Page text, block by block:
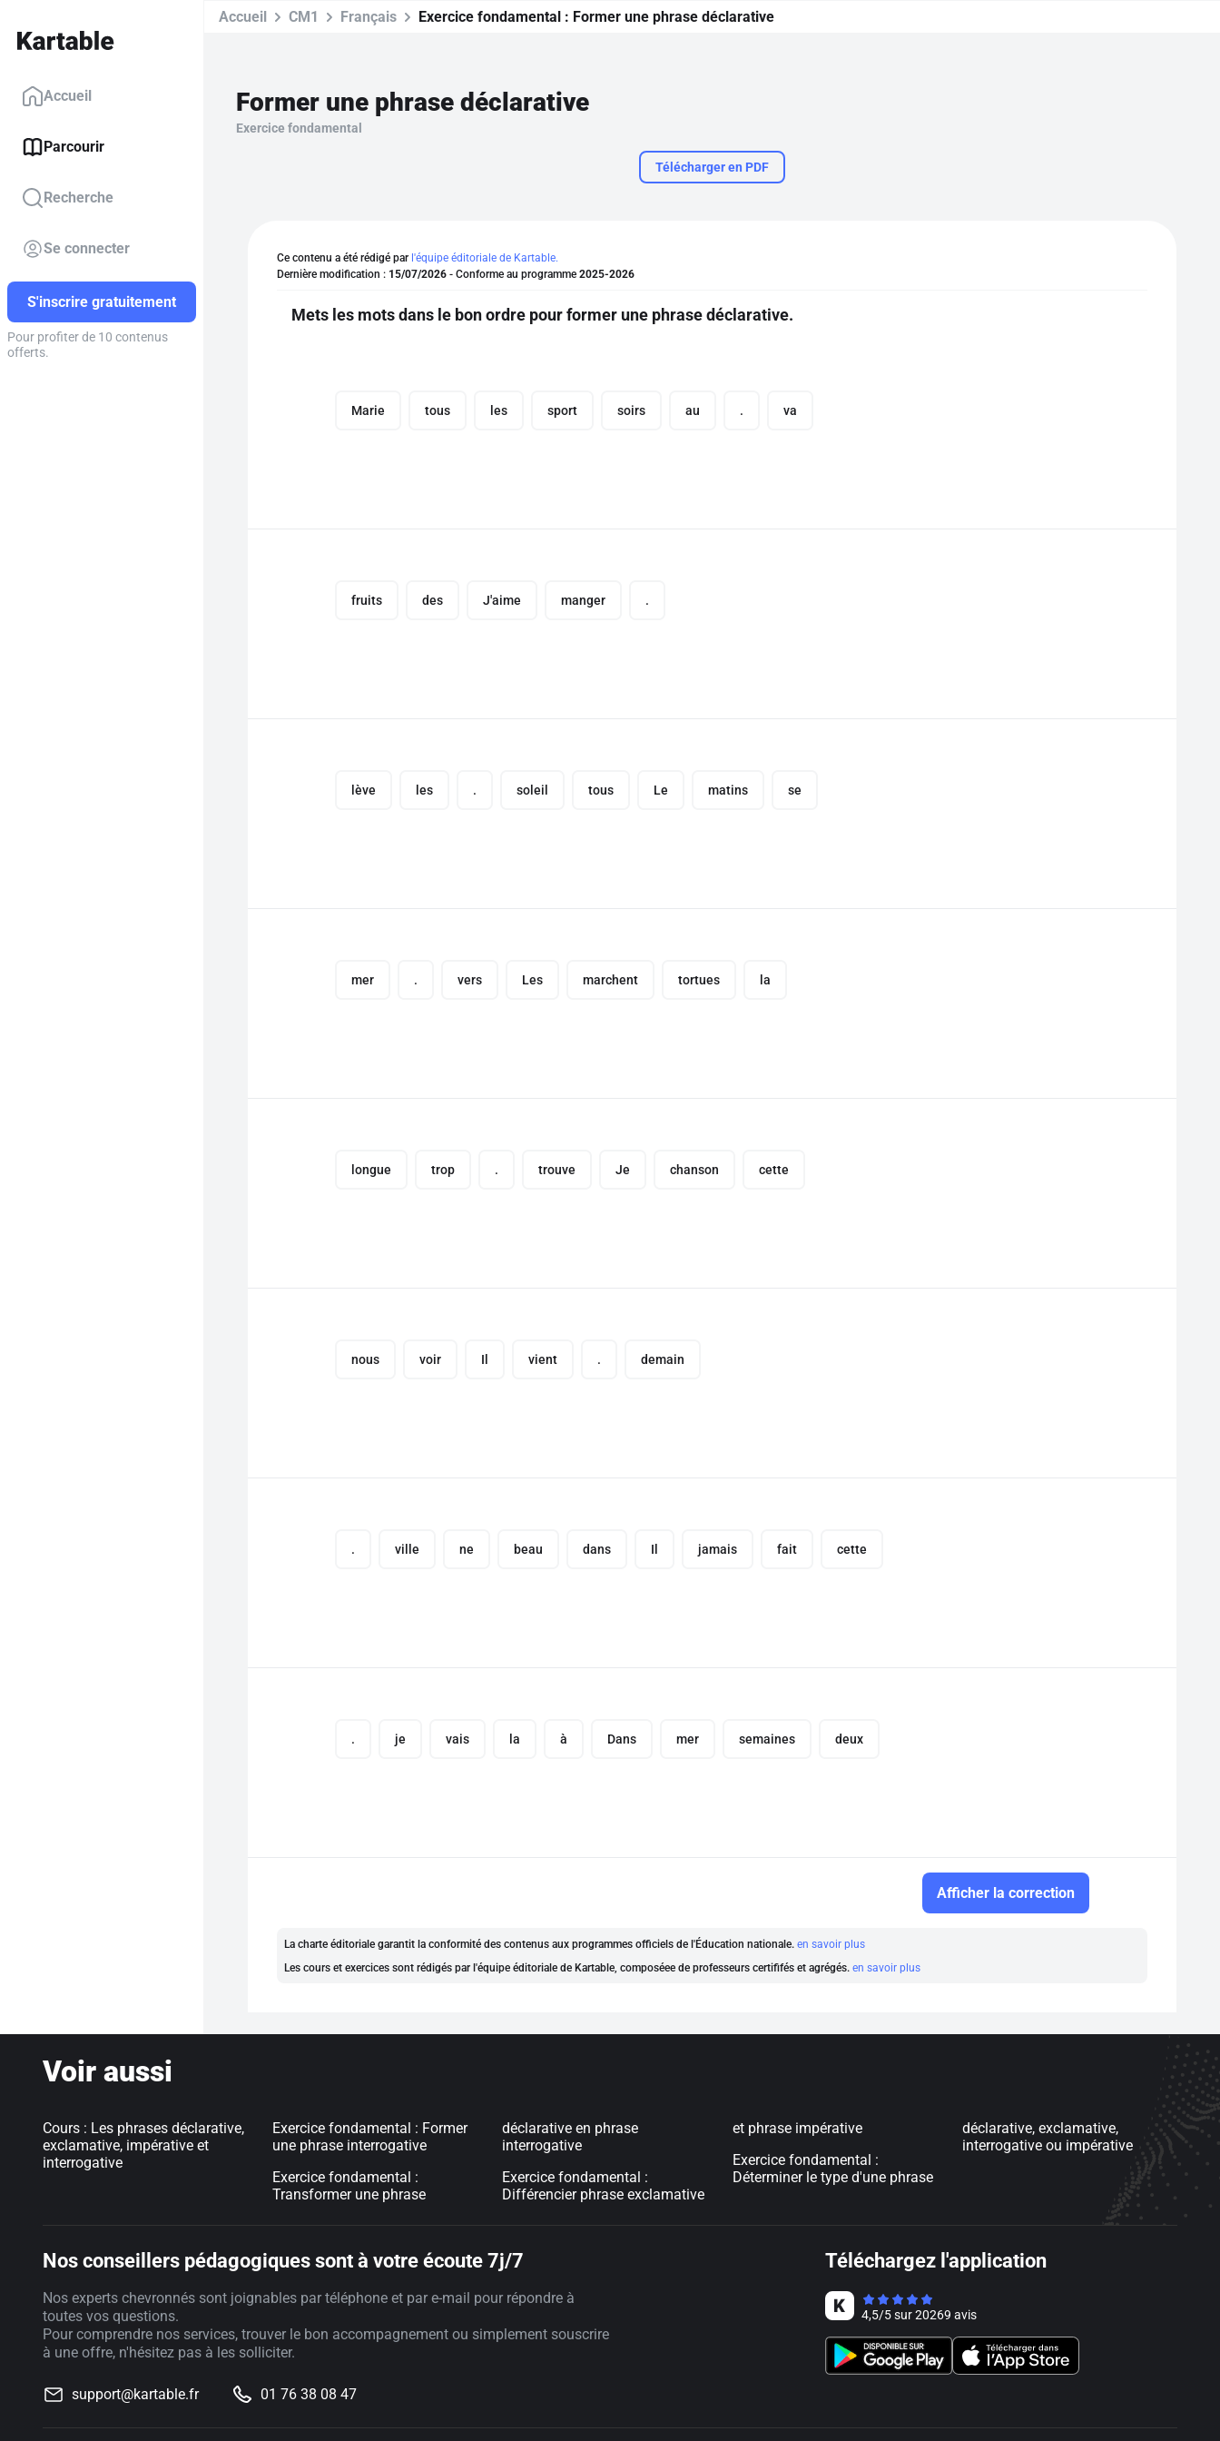
Accueil
Parcourir
Recherche
Se connecter
S'inscrire gratuitement
Pour profiter de 10 contenus
offerts.
Accueil CM1 Français Exercice fondamental : Former une phrase déclarative
Former une phrase déclarative
Exercice fondamental
Télécharger en PDF
Ce contenu a été rédigé par l'équipe éditoriale de Kartable.
Dernière modification : 15/07/2026 - Conforme au programme 2025-2026
Mets les mots dans le bon ordre pour former une phrase déclarative.
Marie tous les sport soirs au . va
fruits des J'aime manger .
lève les . soleil tous Le matins se
mer . vers Les marchent tortues la
longue trop . trouve Je chanson cette
nous voir Il vient . demain
. ville ne beau dans Il jamais fait cette
. je vais la à Dans mer semaines deux
Afficher la correction
La charte éditoriale garantit la conformité des contenus aux programmes officiels de l'Éducation nationale. en savoir plus
Les cours et exercices sont rédigés par l'équipe éditoriale de Kartable, composéee de professeurs certififés et agrégés. en savoir plus
Voir aussi
Cours : Les phrases déclarative,
exclamative, impérative et
interrogative
Exercice fondamental : Former
une phrase interrogative
Exercice fondamental :
Transformer une phrase
déclarative en phrase
interrogative
Exercice fondamental :
Différencier phrase exclamative
et phrase impérative
Exercice fondamental :
Déterminer le type d'une phrase
déclarative, exclamative,
interrogative ou impérative
Nos conseillers pédagogiques sont à votre écoute 7j/7
Nos experts chevronnés sont joignables par téléphone et par e-mail pour répondre à
toutes vos questions.
Pour comprendre nos services, trouver le bon accompagnement ou simplement souscrire
à une offre, n'hésitez pas à les solliciter.
support@kartable.fr 01 76 38 08 47
Téléchargez l'application
4,5/5sur20269 avis